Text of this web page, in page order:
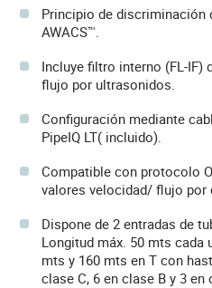
Principio de
AWACS™.
Incluye filtro interno (FL-IF)
flujo por ultrasonidos.
Configuración mediante
PipeIQ LT( incluido).
Compatible con protocolo
valores velocidad/ flujo por
Dispone de 2 entradas de
Longitud máx. 50 mts cada
mts y 160 mts en T con
clase C, 6 en clase B y 3 en